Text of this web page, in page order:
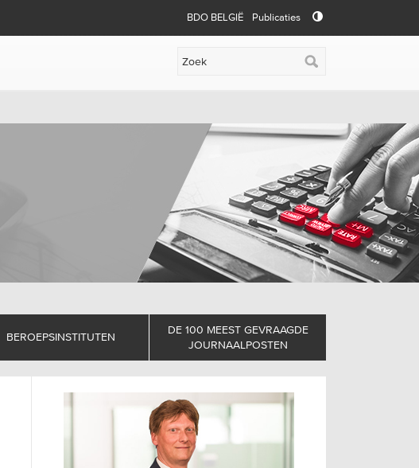
BDO BELGIË Publicaties
BEROEPSINSTITUTEN
DE 100 MEEST GEVRAAGDE
JOURNAALPOSTEN